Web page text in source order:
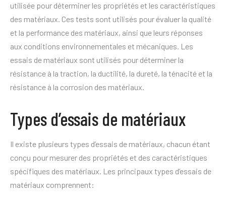
utilisée pour déterminer les propriétés et les caractéristiques
des matériaux. Ces tests sont utilisés pour évaluer la qualité
et la performance des matériaux, ainsi que leurs réponses
aux conditions environnementales et mécaniques. Les
essais de matériaux sont utilisés pour déterminer la
résistance à la traction, la ductilité, la dureté, la ténacité et la
résistance à la corrosion des matériaux.
Types d’essais de matériaux
Il existe plusieurs types d’essais de matériaux, chacun étant
conçu pour mesurer des propriétés et des caractéristiques
spécifiques des matériaux. Les principaux types d’essais de
matériaux comprennent: